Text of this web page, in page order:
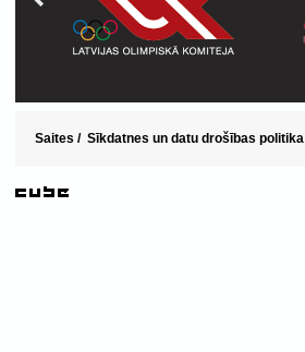
Saites / Sīkdatnes un datu drošības politika